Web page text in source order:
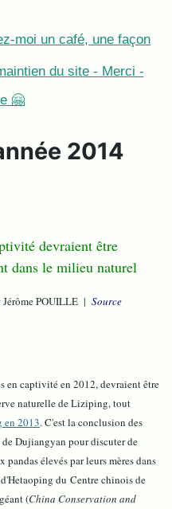
moi un café, une façon
du site - Merci -
🤗
2014
devraient être
dans le milieu naturel
Jérôme POUILLE | Source
en captivité en 2012, devraient être
naturelle de Liziping, tout
en 2013. C'est la conclusion des
de Dujiangyan pour discuter de
élevés par leurs mères dans
du Centre chinois de
(China Conservation and